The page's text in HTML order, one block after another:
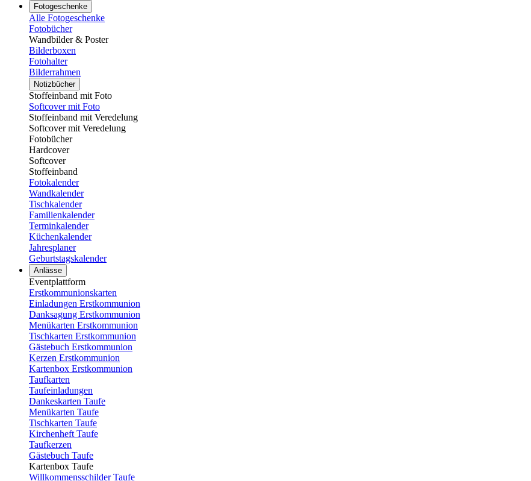
Fotogeschenke
Alle Fotogeschenke
Fotobücher
Wandbilder & Poster
Bilderboxen
Fotohalter
Bilderrahmen
Notizbücher
Stoffeinband mit Foto
Softcover mit Foto
Stoffeinband mit Veredelung
Softcover mit Veredelung
Fotobücher
Hardcover
Softcover
Stoffeinband
Fotokalender
Wandkalender
Tischkalender
Familienkalender
Terminkalender
Küchenkalender
Jahresplaner
Geburtstagskalender
Anlässe
Eventplattform
Erstkommunionskarten
Einladungen Erstkommunion
Danksagung Erstkommunion
Menükarten Erstkommunion
Tischkarten Erstkommunion
Gästebuch Erstkommunion
Kerzen Erstkommunion
Kartenbox Erstkommunion
Taufkarten
Taufeinladungen
Dankeskarten Taufe
Menükarten Taufe
Tischkarten Taufe
Kirchenheft Taufe
Taufkerzen
Gästebuch Taufe
Kartenbox Taufe
Willkommensschilder Taufe